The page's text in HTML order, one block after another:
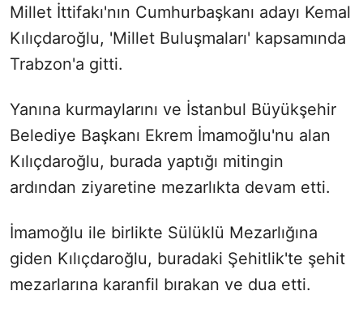
Millet İttifakı'nın Cumhurbaşkanı adayı Kemal
Kılıçdaroğlu, 'Millet Buluşmaları' kapsamında
Trabzon'a gitti.
Yanına kurmaylarını ve İstanbul Büyükşehir
Belediye Başkanı Ekrem İmamoğlu'nu alan
Kılıçdaroğlu, burada yaptığı mitingin
ardından ziyaretine mezarlıkta devam etti.
İmamoğlu ile birlikte Sülüklü Mezarlığına
giden Kılıçdaroğlu, buradaki Şehitlik'te şehit
mezarlarına karanfil bırakan ve dua etti.